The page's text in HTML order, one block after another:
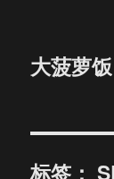
大菠萝饭
标签：